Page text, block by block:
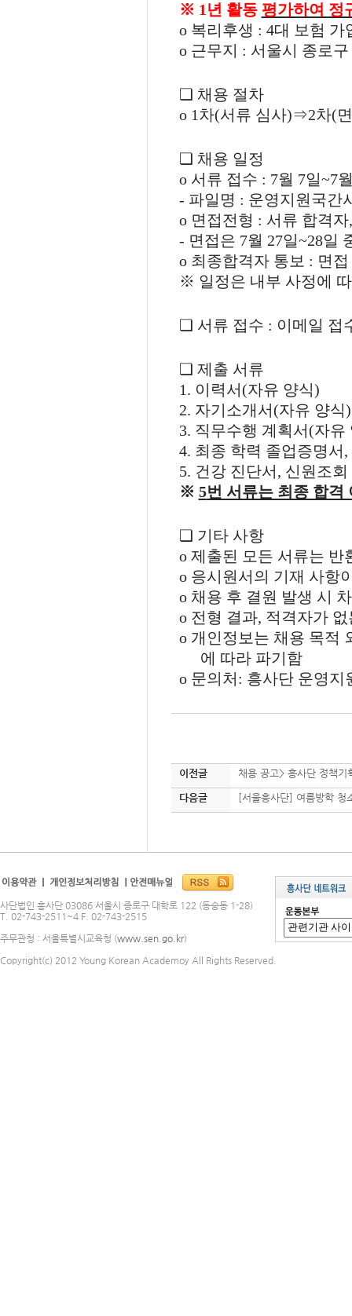
※ 1 년 활동 평가하여 정
o 복리후생 : 4대 보험 가
o 근무지 : 서울시 종로
❏ 채용 절차
o 1차(서류 심사)⇒2차(
❏ 채용 일정
o 서류 접수 : 7월 7일~7
- 파일명 : 운영지원국간
o 면접전형 : 서류 합격자
- 면접은 7월 27일~28일
o 최종합격자 통보 : 면
※ 일정은 내부 사정에
❏ 서류 접수 : 이메일 접
❏ 제출 서류
1. 이력서 (자유 양식)
2. 자기소개서 (자유 양식)
3. 직무수행 계획서 (자유
4. 최종 학력 졸업증명서 ,
5. 건강 진단서 , 신원조
※ 5번 서류는 최종 합격
❏ 기타 사항
o 제출된 모든 서류는 반
o 응시원서의 기재 사항
o 채용 후 결원 발생 시
o 전형 결과, 적격자가
o 개인정보는 채용 목적
에 따라 파기함
o 문의처 : 흥사단 운영지
이전글 채용 공고> 흥사단 정책
다음글 [서울흥사단] 여름방학 청
사단법인 흥사단 03086 서울시 종로구 대학로 122 (동숭동 1-28)
T. 02-743-2511~4 F. 02-743-2515
주무관청 : 서울특별시교육청 (www.sen.go.kr)
Copyright(c) 2012 Young Korean Academoy All Rights Reserved.